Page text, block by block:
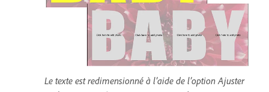
Le texte est redimensionné à l’aide de l’option Ajuster